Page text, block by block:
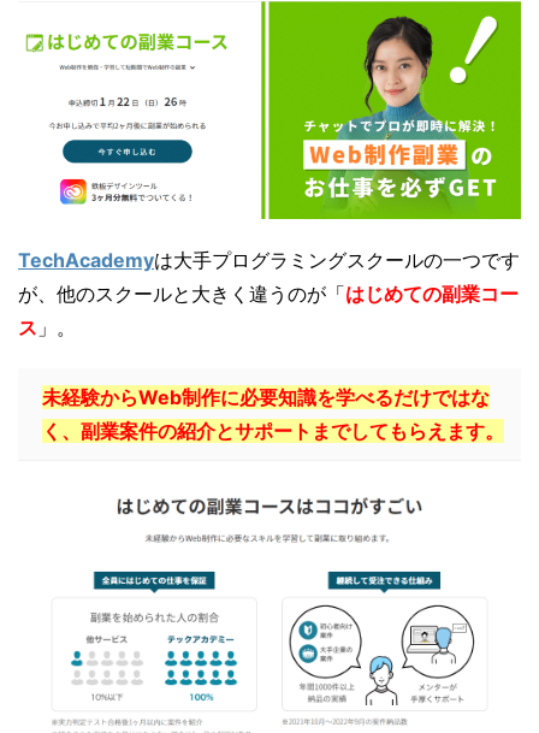
TechAcademyは大手プログラミングスクールの一つです
が、他のスクールと大きく違うのが「はじめての副業コー
ス 」。
未経験からWeb制作に必要知識を学べるだけではな
く、副業案件の紹介とサポートまでしてもらえます。